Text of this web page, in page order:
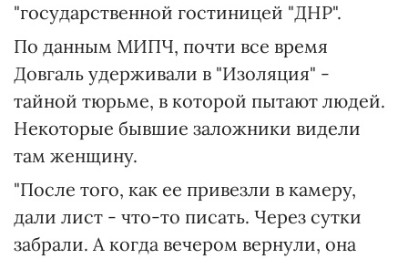
"государственной гостиницей "ДНР".
По данным МИПЧ, почти все время
Довгаль удерживали в "Изоляция" -
тайной тюрьме, в которой пытают людей.
Некоторые бывшие заложники видели
там женщину.
"После того, как ее привезли в камеру,
дали лист - что-то писать. Через сутки
забрали. А когда вечером вернули, она